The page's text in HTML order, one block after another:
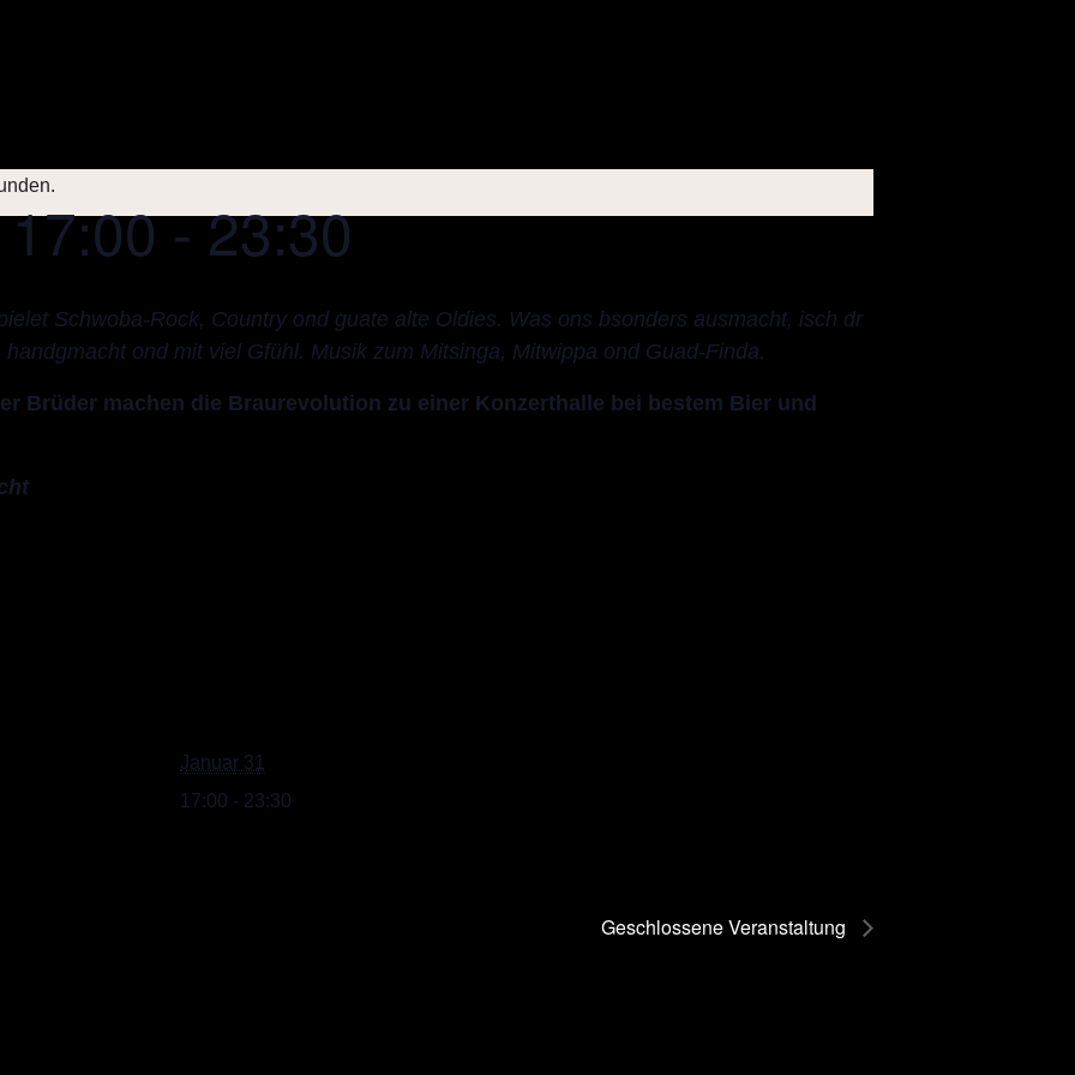
Die Biere -23:30
Schwoba-Rock, Country ond guate alte Oldies. Was ons bsonders ausmacht, isch dr
ond mit viel Gfühl. Musik zum Mitsinga, Mitwippa ond Guad-Finda.
Brüder machen die Braurevolution zu einer Konzerthalle bei bestem Bier und
Januar 31
17:00 - 23:30
Geschlossene Veranstaltung